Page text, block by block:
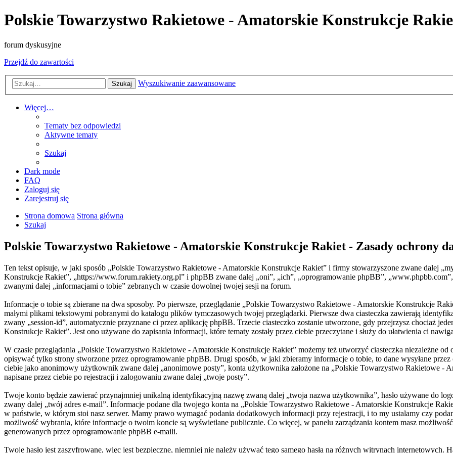
Polskie Towarzystwo Rakietowe - Amatorskie Konstrukcje
forum dyskusyjne
Przejdź do zawartości
Szukaj Wyszukiwanie zaawansowane
Więcej…
Tematy bez odpowiedzi
Aktywne tematy
Szukaj
Dark mode
FAQ
Zaloguj się
Zarejestruj się
Strona domowa Strona główna
Szukaj
Polskie Towarzystwo Rakietowe - Amatorskie Konstrukcje Rakiet - Zasady ochrony
Ten tekst opisuje, w jaki sposób „Polskie Towarzystwo Rakietowe - Amatorskie Konstrukcje Rakiet” i firmy stowarzyszone zwane dalej
Konstrukcje Rakiet”, „https://www.forum.rakiety.org.pl” i phpBB zwane dalej „oni”, „ich”, „oprogramowanie phpBB”,
zwanymi dalej „informacjami o tobie” zebranych w czasie dowolnej twojej sesji na forum.
Informacje o tobie są zbierane na dwa sposoby. Po pierwsze, przeglądanie „Polskie Towarzystwo Rakietowe - Amatorskie Konstrukcje
małymi plikami tekstowymi pobranymi do katalogu plików tymczasowych twojej przeglądarki. Pierwsze dwa ciasteczka zawierają
zwany „session-id”, automatycznie przyznane ci przez aplikację phpBB. Trzecie ciasteczko zostanie utworzone, gdy przejrzysz chociaż
Konstrukcje Rakiet”. Jest ono używane do zapisania informacji, które tematy zostały przez ciebie przeczytane i służy do ułatwienia ci
W czasie przeglądania „Polskie Towarzystwo Rakietowe - Amatorskie Konstrukcje Rakiet” możemy też utworzyć ciasteczka niezależne
opisywać tylko strony stworzone przez oprogramowanie phpBB. Drugi sposób, w jaki zbieramy informacje o tobie, to dane wysyłane
ciebie jako anonimowy użytkownik zwane dalej „anonimowe posty”, konta użytkownika założone na „Polskie Towarzystwo Rakietowe -
napisane przez ciebie po rejestracji i zalogowaniu zwane dalej „twoje posty”.
Twoje konto będzie zawierać przynajmniej unikalną identyfikacyjną nazwę zwaną dalej „twoja nazwa użytkownika”, hasło używane do
zwany dalej „twój adres e-mail”. Informacje podane dla twojego konta na „Polskie Towarzystwo Rakietowe - Amatorskie Konstrukcje
w państwie, w którym stoi nasz serwer. Mamy prawo wymagać podania dodatkowych informacji przy rejestracji, i to my ustalamy czy
możliwość wybrania, które informacje o twoim koncie są wyświetlane publicznie. Co więcej, w panelu zarządzania kontem masz
generowanych przez oprogramowanie phpBB e-maili.
Twoje hasło jest zaszyfrowane, więc jest bezpieczne, niemniej nie należy używać tego samego hasła na różnych witrynach